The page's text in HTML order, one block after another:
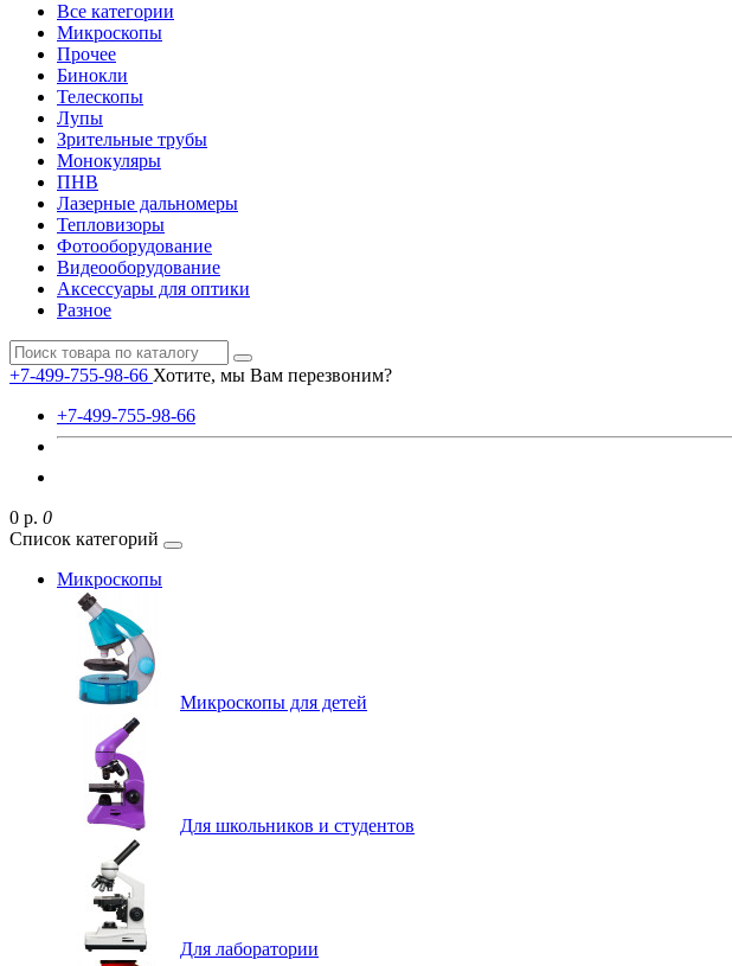
Все категории
Микроскопы
Прочее
Бинокли
Телескопы
Лупы
Зрительные трубы
Монокуляры
ПНВ
Лазерные дальномеры
Тепловизоры
Фотооборудование
Видеооборудование
Аксессуары для оптики
Разное
+7-499-755-98-66 Хотите, мы Вам перезвоним?
+7-499-755-98-66
0 р. 0
Список категорий
Микроскопы
Микроскопы для детей
Для школьников и студентов
Для лаборатории